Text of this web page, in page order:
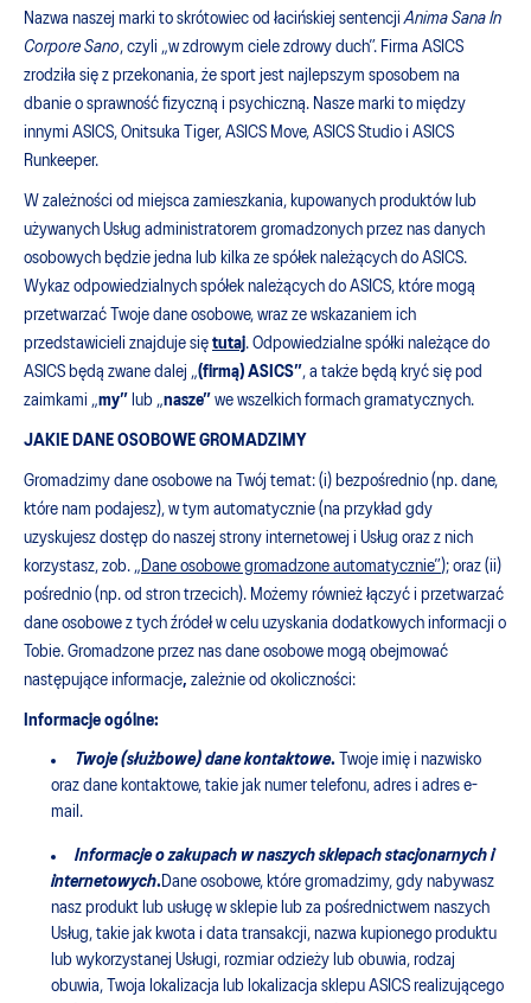
Nazwa naszej marki to skrótowiec od łacińskiej sentencjiAnima Sana In
Corpore Sano, czyli „w zdrowym ciele zdrowy duch”. Firma ASICS
zrodziła się z przekonania, że sport jest najlepszym sposobem na
dbanie o sprawność fizyczną i psychiczną. Nasze marki to między
innymi ASICS, Onitsuka Tiger, ASICS Move, ASICS Studio i ASICS
Runkeeper.
W zależności od miejsca zamieszkania, kupowanych produktów lub
używanych Usług administratorem gromadzonych przez nas danych
osobowych będzie jedna lub kilka ze spółek należących do ASICS.
Wykaz odpowiedzialnych spółek należących do ASICS, które mogą
przetwarzać Twoje dane osobowe, wraz ze wskazaniem ich
przedstawicieli znajduje się tutaj. Odpowiedzialne spółki należące do
ASICS będą zwane dalej „(firmą) ASICS”, a także będą kryć się pod
zaimkami „my” lub „nasze” we wszelkich formach gramatycznych.
JAKIE DANE OSOBOWE GROMADZIMY
Gromadzimy dane osobowe na Twój temat: (i) bezpośrednio (np. dane,
które nam podajesz), w tym automatycznie (na przykład gdy
uzyskujesz dostęp do naszej strony internetowej i Usług oraz z nich
korzystasz, zob. „ Dane osobowe gromadzone automatycznie”); oraz (ii)
pośrednio (np. od stron trzecich). Możemy również łączyć i przetwarzać
dane osobowe z tych źródeł w celu uzyskania dodatkowych informacji o
Tobie. Gromadzone przez nas dane osobowe mogą obejmować
następujące informacje, zależnie od okoliczności:
Informacje ogólne:
Twoje (służbowe) dane kontaktowe. Twoje imię i nazwisko
oraz dane kontaktowe, takie jak numer telefonu, adres i adres e-
mail.
Informacje o zakupach w naszych sklepach stacjonarnych i
internetowych. Dane osobowe, które gromadzimy, gdy nabywasz
nasz produkt lub usługę w sklepie lub za pośrednictwem naszych
Usług, takie jak kwota i data transakcji, nazwa kupionego produktu
lub wykorzystanej Usługi, rozmiar odzieży lub obuwia, rodzaj
obuwia, Twoja lokalizacja lub lokalizacja sklepu ASICS realizującego